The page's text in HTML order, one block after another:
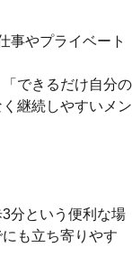
事やプライベート
できるだけ自分の
継続しやすいメン
分という便利な場
も立ち寄りやす